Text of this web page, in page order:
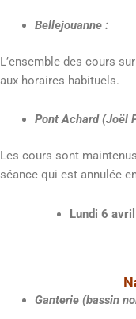
Bellejouanne :
L’ensemble des cours
aux horaires habituels.
Pont Achard (Joël
Les cours sont
séance qui est annulée
Lundi 6
Ganterie (bassin